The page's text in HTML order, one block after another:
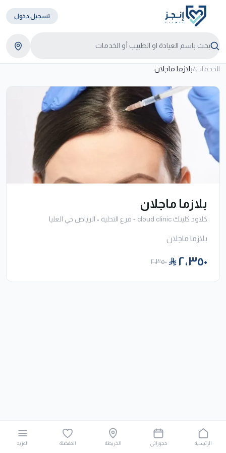
تسجيل دخول
الخدمات/بلازما ماجلان
بلازما ماجلان
كلاود كلينك cloud clinic - فرع التحلية • الرياض حي العليا
بلازما ماجلان
٢٬٣٥٠ ٢٬٣٥٠
الرئيسية حجوزاتي الخريطة المفضلة المزيد